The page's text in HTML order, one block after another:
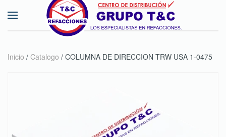
Skip to main content
Inicio / Catalogo / COLUMNA DE DIRECCION TRW USA 1-0475